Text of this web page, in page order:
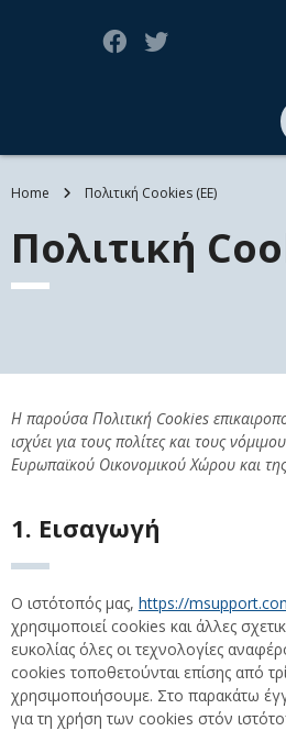
Home Πολιτική Cookies (ΕΕ)
Πολιτική
Η παρούσα Πολιτική Cookies
ισχύει για τους πολίτες και τους
Ευρωπαϊκού Οικονομικού Χώρου και της
1. Εισαγωγή
Ο ιστότοπός μας, https://
χρησιμοποιεί cookies και άλλες
ευκολίας όλες οι τεχνολογίες
cookies τοποθετούνται επίσης από
χρησιμοποιήσουμε. Στο παρακάτω
για τη χρήση των cookies στόν